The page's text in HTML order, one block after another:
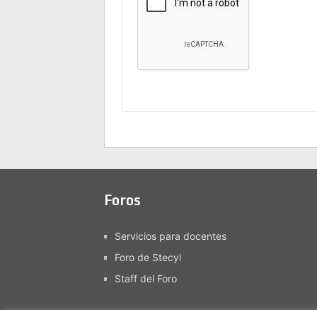
Foros
Servicios para docentes
Foro de Stecyl
Staff del Foro